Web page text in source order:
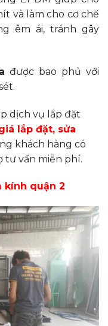
và làm cho cơ chế
êm ái, tránh gây
được bao phủ với
dịch vụ lắp đặt
lắp đặt, sửa
khách hàng có
tư vấn miễn phí.
kính quận 2